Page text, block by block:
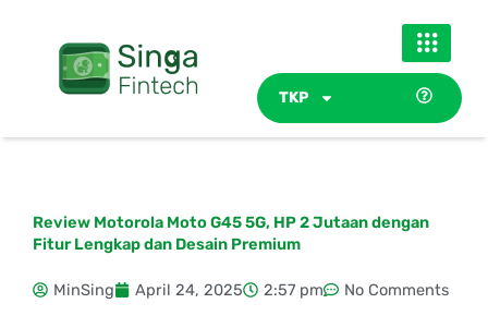
TKP
Review Motorola Moto G45 5G, HP 2 Jutaan dengan
Fitur Lengkap dan Desain Premium
MinSing April 24, 2025 2:57 pm No Comments